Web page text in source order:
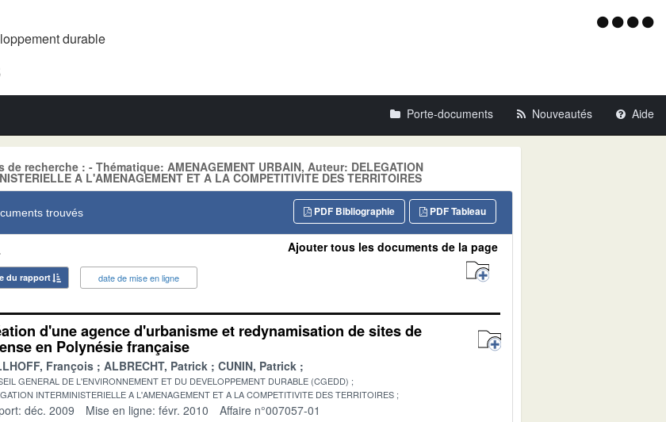
durable Menu
Porte-documents Nouveautés Aide
de recherche : - Thématique: AMENAGEMENT URBAIN, Auteur: DELEGATION
A L'AMENAGEMENT ET A LA COMPETITIVITE DES TERRITOIRES
trouvés PDF Tableau
PDF Bibliographie
du rapport date de mise en ligne
Ajouter tous les documents de la page
d'une agence d'urbanisme et redynamisation de sites de
en Polynésie française
François ALBRECHT, Patrick CUNIN, Patrick
GENERAL DE L'ENVIRONNEMENT ET DU DEVELOPPEMENT DURABLE (CGEDD)
INTERMINISTERIELLE A L'AMENAGEMENT ET A LA COMPETITIVITE DES TERRITOIRES
déc. 2009 Mise en ligne: févr. 2010 Affaire n°007057-01